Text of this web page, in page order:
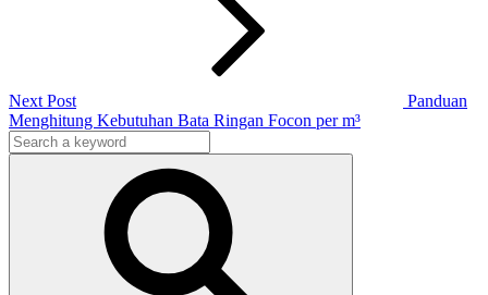
Next Post
Panduan
Menghitung Kebutuhan Bata Ringan Focon per m³
Search
for: